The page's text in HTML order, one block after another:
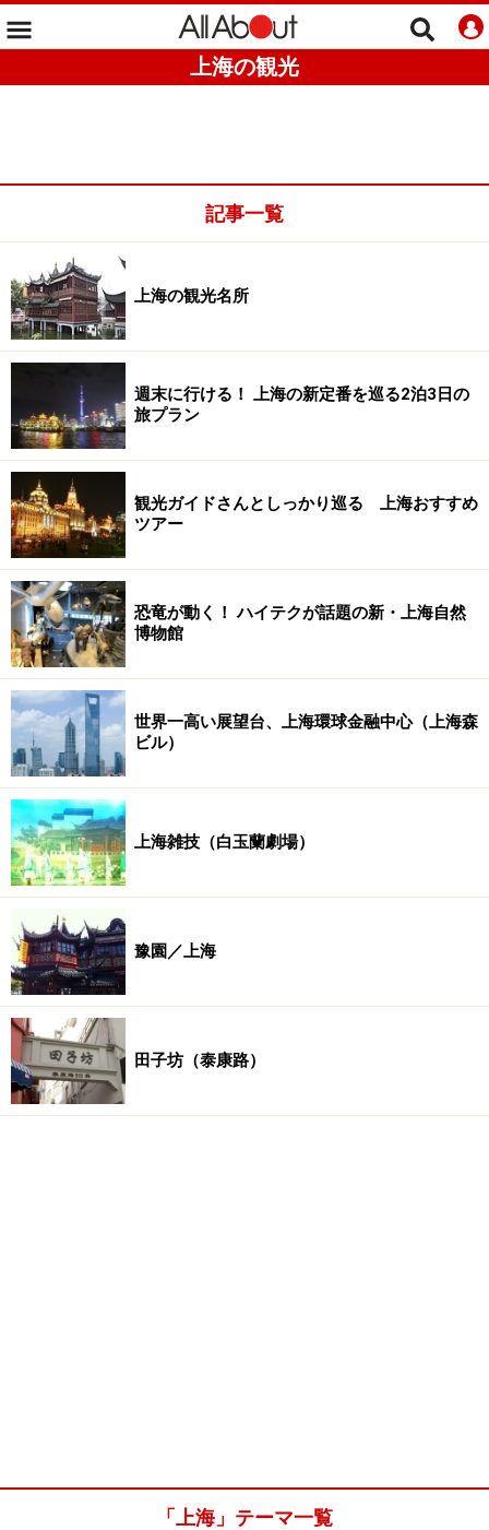
上海の観光
記事一覧
上海の観光名所
週末に行ける！ 上海の新定番を巡る2泊3日の
旅プラン
観光ガイドさんとしっかり巡る 上海おすすめ
ツアー
恐竜が動く！ ハイテクが話題の新・上海自然
博物館
世界一高い展望台、上海環球金融中心（上海森
ビル）
上海雑技（白玉蘭劇場）
豫園／上海
田子坊（泰康路）
「上海」テーマ一覧